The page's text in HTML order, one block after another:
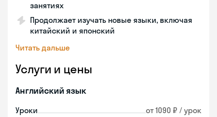
занятиях
Продолжает изучать новые языки, включая
китайский и японский
Читать дальше
Услуги и цены
Английский язык
Уроки от 1090 ₽ / урок